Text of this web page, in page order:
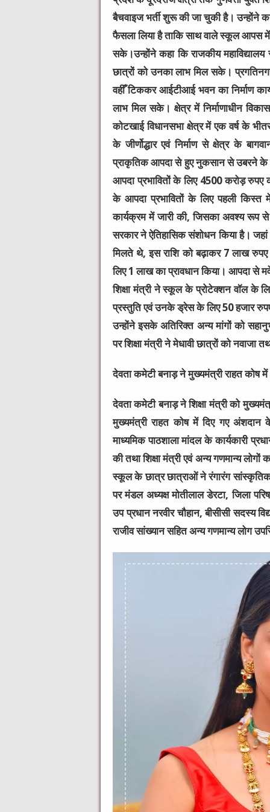
बैचवाइज भर्ती शुरू की जा चुकी है। उन्होंने
फैसला लिया है ताकि साथ वाले स्कूल आपस में
सके।उन्होंने कहा कि राजकीय
छात्रों को उनका लाभ मिल सके। प्रगतिनगर
वहीँ टिककर आईटीआई भवन का निर्माण
लाभ मिल सके। क्षेत्र में निर्माणाधीन
कोटखाई विधानसभा क्षेत्र में एक वर्ष के
के जीर्णोद्धार एवं निर्माण से क्षेत्र के
प्राकृतिक आपदा से हुए नुकसान से उबरने के
आपदा प्रभावितों के लिए 4500 करोड़ रुपए
के आपदा प्रभावितों के लिए पहली किस्त
कार्यक्रम में जारी की, जिसका अवश्य रूप से
सरकार ने ऐतिहासिक संशोधन किया है।
मिलते थे, इस राशि को बढ़ाकर 7 लाख
लिए 1 लाख का प्रावधान किया। आपदा से
शिक्षा मंत्री ने स्कूल के प्रोटेक्शन वॉल के
प्रस्तुति एवं उनके ड्रेस के लिए 50 हजार
उन्होंने इसके अतिरिक्त अन्य मांगों को
पर शिक्षा मंत्री ने मेधावी छात्रों को
देवता कमेटी बनाड़ ने मुख्यमंत्री राहत कोष
देवता कमेटी बनाड़ ने शिक्षा मंत्री को
मुख्यमंत्री राहत कोष में दिए गए अंशदान
माध्यमिक पाठशाला मांदल के कार्यकारी
की तथा शिक्षा मंत्री एवं अन्य गणमान्य लोगों
स्कूल के छात्र छात्राओं ने रंगारंग सांस्कृतिक
पर मंडल अध्यक्ष मोतीलाल डेरटा, जिला
उप प्रधान नरवीर चौहान, बीसीसी सदस्य
राजीव सांख्यान सहित अन्य गणमान्य लोग